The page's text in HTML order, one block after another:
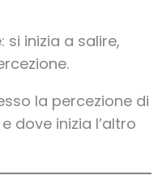
si inizia a salire,
la percezione di
dove inizia l’altro